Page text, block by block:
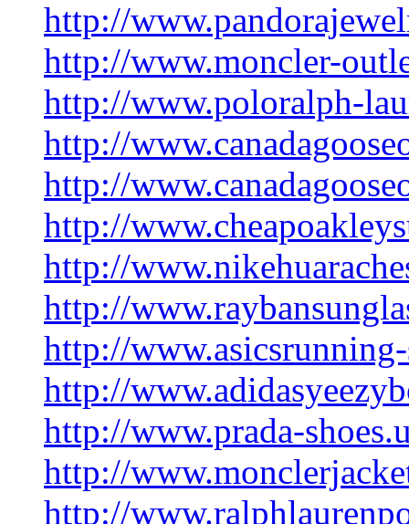
http://
http://www.moncler-
http://www.poloralph-
http://
http://
http://
http://
http://
http://
http://
http://www.prada-
http://
http://